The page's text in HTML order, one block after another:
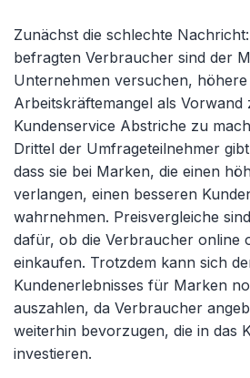
Zunächst die schlechte
befragten Verbraucher sind der
Unternehmen versuchen,
Arbeitskräftemangel als
Kundenservice Abstriche zu
Drittel der Umfrageteilnehmer
dass sie bei Marken, die einen
verlangen, einen besseren
wahrnehmen. Preisvergleiche
dafür, ob die Verbraucher online
einkaufen. Trotzdem kann sich
Kundenerlebnisses für Marken
auszahlen, da Verbraucher
weiterhin bevorzugen, die in das
investieren.